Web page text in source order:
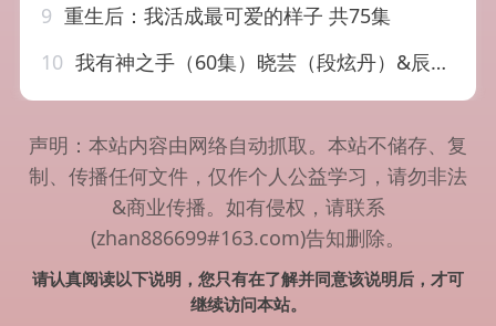
9 重生后：我活成最可爱的样子 共75集
10 我有神之手（60集）晓芸（段炫丹）&辰可爱
声明：本站内容由网络自动抓取。本站不储存、复
制、传播任何文件，仅作个人公益学习，请勿非法
&商业传播。如有侵权，请联系
(zhan886699#163.com)告知删除。
请认真阅读以下说明，您只有在了解并同意该说明后，才可
继续访问本站。